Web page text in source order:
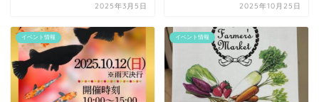
2025年3月5日 2025年10月25日
イベント情報 イベント情報